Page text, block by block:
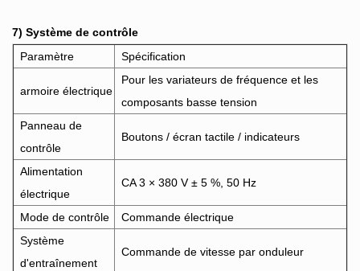
7) Système de contrôle
Paramètre
Spécification
armoire électrique
Pour les variateurs de fréquence et les
composants basse tension
Panneau de
contrôle
Boutons / écran tactile / indicateurs
Alimentation
électrique
CA 3 × 380 V ± 5 %, 50 Hz
Mode de contrôle
Commande électrique
Système
d'entraînement
Commande de vitesse par onduleur